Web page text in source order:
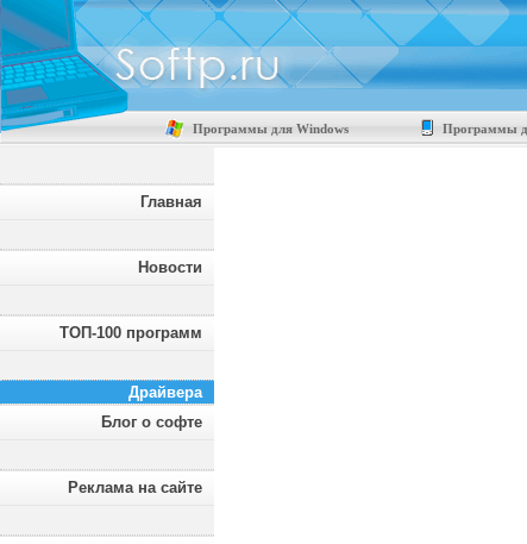
Программы для Windows Программы
Главная
Новости
ТОП-100 программ
Драйвера
Блог о софте
Реклама на сайте